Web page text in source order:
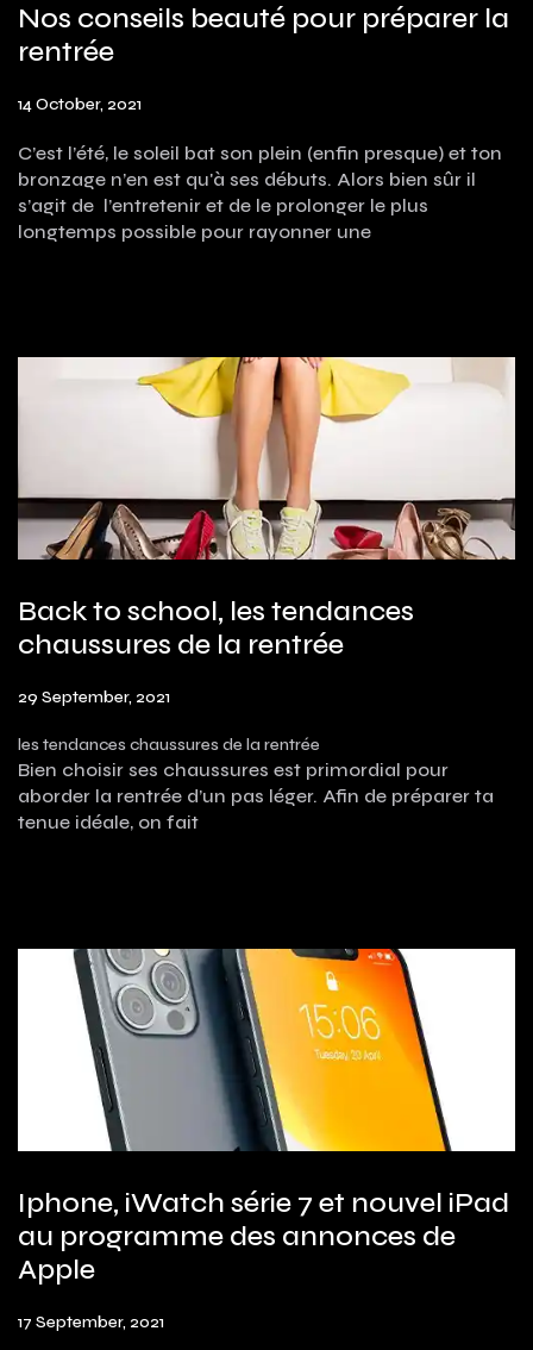
Nos conseils beauté pour préparer la
rentrée
14 October, 2021
C’est l’été, le soleil bat son plein (enfin presque) et ton
bronzage n’en est qu'à ses débuts. Alors bien sûr il
s’agit de l’entretenir et de le prolonger le plus
longtemps possible pour rayonner une
Back to school, les tendances
chaussures de la rentrée
29 September, 2021
les tendances chaussures de la rentrée
Bien choisir ses chaussures est primordial pour
aborder la rentrée d’un pas léger. Afin de préparer ta
tenue idéale, on fait
Iphone, iWatch série 7 et nouvel iPad
au programme des annonces de
Apple
17 September, 2021